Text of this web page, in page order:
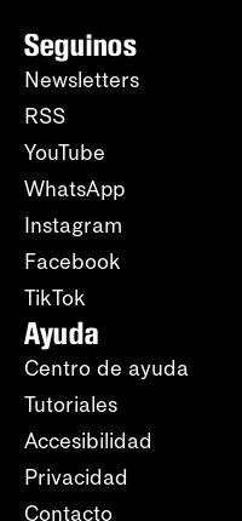
Seguinos
Newsletters
RSS
YouTube
WhatsApp
Instagram
Facebook
TikTok
Ayuda
Centro de ayuda
Tutoriales
Accesibilidad
Privacidad
Contacto